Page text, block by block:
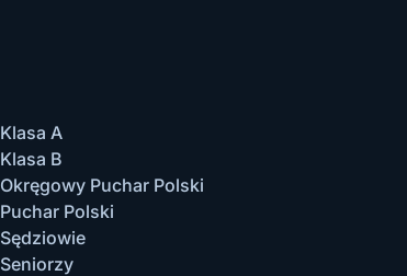
Klasa A
Klasa B
Okręgowy Puchar Polski
Puchar Polski
Sędziowie
Seniorzy